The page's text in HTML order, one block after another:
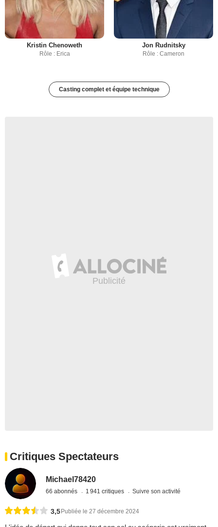
Kristin Chenoweth
Rôle : Erica
Jon Rudnitsky
Rôle : Cameron
Casting complet et équipe technique
Critiques Spectateurs
Michael78420
66 abonnés 1 941 critiques Suivre son activité
3,5 Publiée le 27 décembre 2024